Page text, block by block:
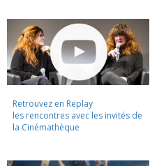
Retrouvez en Replay
les rencontres avec les invités de
la Cinémathèque